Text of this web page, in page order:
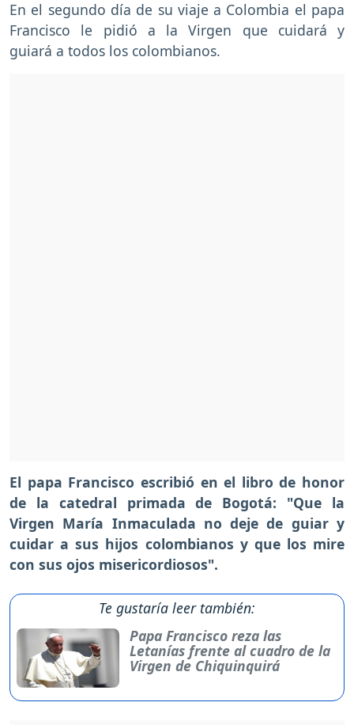
En el segundo día de su viaje a Colombia el papa
Francisco le pidió a la Virgen que cuidará y
guiará a todos los colombianos.
El papa Francisco escribió en el libro de honor
de la catedral primada de Bogotá: "Que la
Virgen María Inmaculada no deje de guiar y
cuidar a sus hijos colombianos y que los mire
con sus ojos misericordiosos".
Te gustaría leer también:
Papa Francisco reza las
Letanías frente al cuadro de la
Virgen de Chiquinquirá